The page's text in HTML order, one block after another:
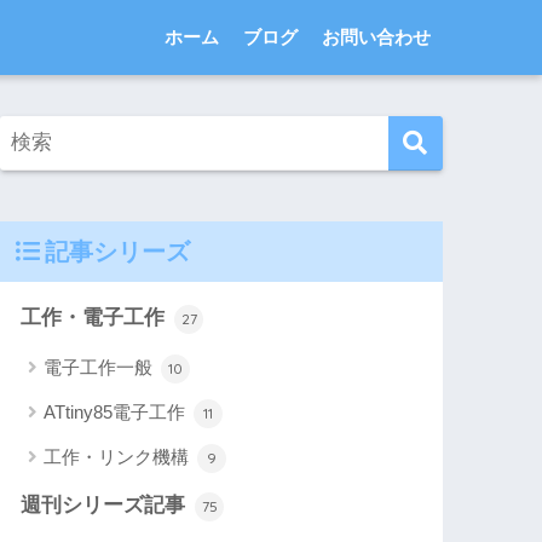
ホーム ブログ お問い合わせ
記事シリーズ
工作・電子工作 27
電子工作一般 10
ATtiny85電子工作 11
工作・リンク機構 9
週刊シリーズ記事 75